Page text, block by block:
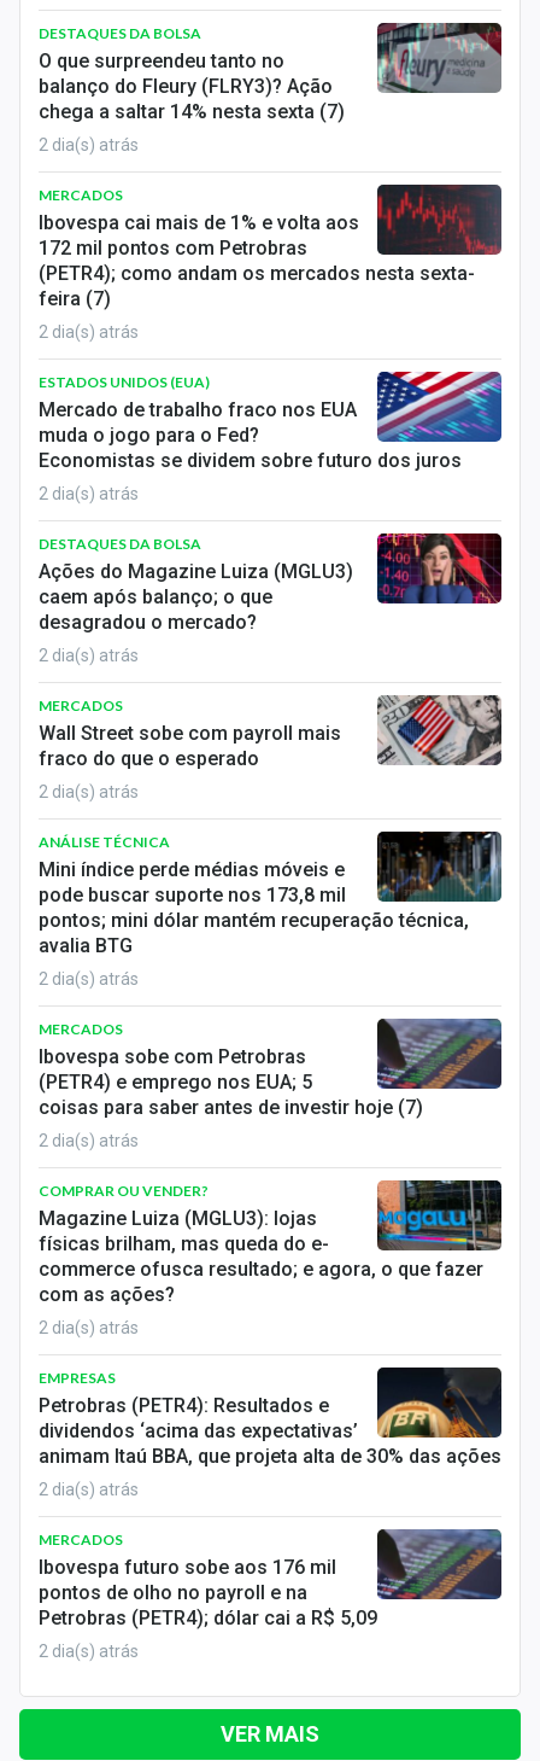
DESTAQUES DA BOLSA
O que surpreendeu tanto no
balanço do Fleury (FLRY3)? Ação
chega a saltar 14% nesta sexta (7)
2 dia(s) atrás
MERCADOS
Ibovespa cai mais de 1% e volta aos
172 mil pontos com Petrobras
(PETR4); como andam os mercados nesta sexta-
feira (7)
2 dia(s) atrás
ESTADOS UNIDOS (EUA)
Mercado de trabalho fraco nos EUA
muda o jogo para o Fed?
Economistas se dividem sobre futuro dos juros
2 dia(s) atrás
DESTAQUES DA BOLSA
Ações do Magazine Luiza (MGLU3)
caem após balanço; o que
desagradou o mercado?
2 dia(s) atrás
MERCADOS
Wall Street sobe com payroll mais
fraco do que o esperado
2 dia(s) atrás
ANÁLISE TÉCNICA
Mini índice perde médias móveis e
pode buscar suporte nos 173,8 mil
pontos; mini dólar mantém recuperação técnica,
avalia BTG
2 dia(s) atrás
MERCADOS
Ibovespa sobe com Petrobras
(PETR4) e emprego nos EUA; 5
coisas para saber antes de investir hoje (7)
2 dia(s) atrás
COMPRAR OU VENDER?
Magazine Luiza (MGLU3): lojas
físicas brilham, mas queda do e-
commerce ofusca resultado; e agora, o que fazer
com as ações?
2 dia(s) atrás
EMPRESAS
Petrobras (PETR4): Resultados e
dividendos ‘acima das expectativas’
animam Itaú BBA, que projeta alta de 30% das ações
2 dia(s) atrás
MERCADOS
Ibovespa futuro sobe aos 176 mil
pontos de olho no payroll e na
Petrobras (PETR4); dólar cai a R$ 5,09
2 dia(s) atrás
VER MAIS